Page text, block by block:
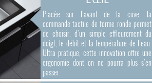
Placée sur l’avant de la cuve, la
commande tactile de forme ronde permet
de choisir, d’un simple effleurement du
doigt, le débit et la température de l’eau.
Ultra pratique, cette innovation offre une
ergonomie dont on ne pourra plus s’en
passer.